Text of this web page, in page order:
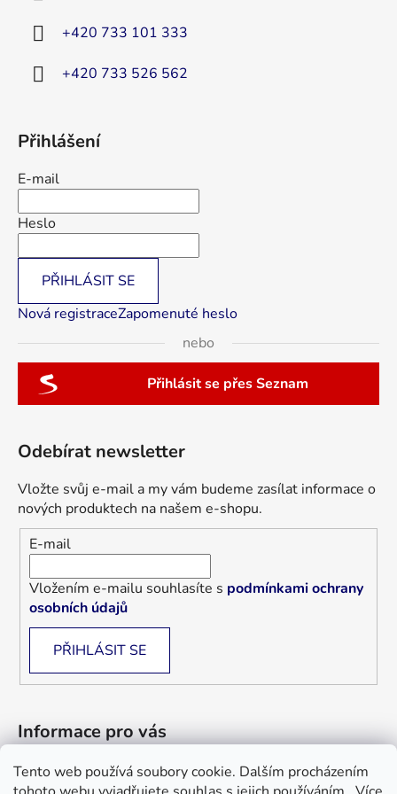
Tento web používá soubory cookie. Dalším procházením
+420 733 101 333
+420 733 526 562
Přihlášení
E-mail
Heslo
PŘIHLÁSIT SE
Nová registraceZapomenuté heslo
nebo
Přihlásit se přes Seznam
Odebírat newsletter
Vložte svůj e-mail a my vám budeme zasílat informace o
nových produktech na našem e-shopu.
E-mail
Vložením e-mailu souhlasíte s podmínkami ochrany
osobních údajů
PŘIHLÁSIT SE
Informace pro vás
Jak nakupovat